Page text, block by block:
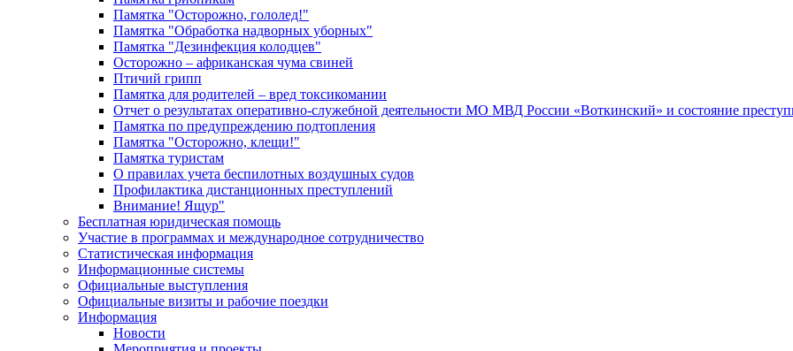
Памятка "Осторожно, гололед!"
Памятка "Обработка надворных уборных"
Памятка "Дезинфекция колодцев"
Осторожно – африканская чума свиней
Птичий грипп
Памятка для родителей – вред токсикомании
Отчет о результатах оперативно-служебной деятельности МО МВД России «Воткинский» и состояние
Памятка по предупреждению подтопления
Памятка "Осторожно, клещи!"
Памятка туристам
О правилах учета беспилотных воздушных судов
Профилактика дистанционных преступлений
Внимание! Ящур"
Бесплатная юридическая помощь
Участие в программах и международное сотрудничество
Статистическая информация
Информационные системы
Официальные выступления
Официальные визиты и рабочие поездки
Информация
Новости